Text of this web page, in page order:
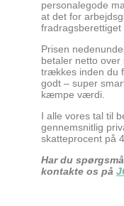
personalegode
at det for
fradragsberettiget
Prisen
betaler netto over
trækkes inden du
godt – super
kæmpe værdi.
I alle vores tal til
gennemsnitlig
skatteprocent på
Har du
kontakte os på